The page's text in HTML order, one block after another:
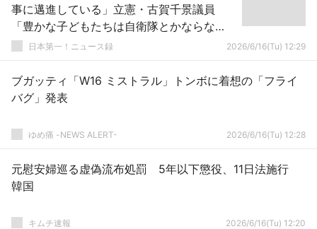
事に邁進している」立憲・古賀千景議員
「豊かな子どもたちは自衛隊とかならな
い」発言を批判
日本第一！ニュース録 2026/6/16(Tu) 12:29
ブガッティ「W16 ミストラル」トンボに着想の「フライ
バグ」発表
ゆめ痛 -NEWS ALERT- 2026/6/16(Tu) 12:28
元慰安婦巡る虚偽流布処罰 5年以下懲役、11日法施行
韓国
キムチ速報 2026/6/16(Tu) 12:20